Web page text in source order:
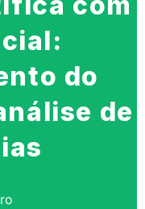
do
de